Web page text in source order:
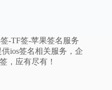
-TF签-苹果签名服务
ios签名相关服务，企
，应有尽有！